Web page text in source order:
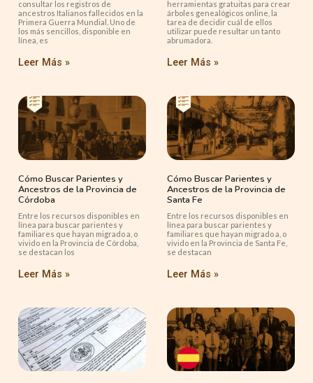
consultar los registros de
ancestros Italianos fallecidos en la
Primera Guerra Mundial. Uno de
los más sencillos, disponible en
línea, es
Leer Más »
herramientas gratuitas para crear
árboles genealógicos online, la
tarea de decidir cuál de ellos
utilizar puede resultar un tanto
abrumadora.
Leer Más »
Cómo Buscar Parientes y
Ancestros de la Provincia de
Córdoba
Entre los recursos disponibles en
línea para buscar parientes y
familiares que hayan migrado a, o
vivido en la Provincia de Córdoba,
se destacan los
Leer Más »
Cómo Buscar Parientes y
Ancestros de la Provincia de
Santa Fe
Entre los recursos disponibles en
línea para buscar parientes y
familiares que hayan migrado a, o
vivido en la Provincia de Santa Fe,
se destacan
Leer Más »